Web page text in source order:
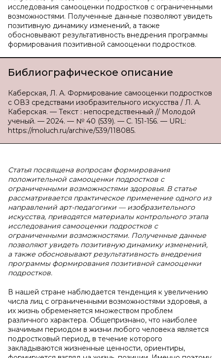
исследования самооценки подростков с ограниченными
возможностями. Полученные данные позволяют увидеть
позитивную динамику изменений, а также
обосновывают результативность внедрения программы
формирования позитивной самооценки подростков.
Библиографическое описание
Каберская, Л. А. Формирование самооценки подростков
с ОВЗ средствами изобразительного искусства / Л. А.
Каберская. — Текст : непосредственный // Молодой
ученый. — 2024. — № 40 (539). — С. 151-156. — URL:
https://moluch.ru/archive/539/118085.
Статья посвящена вопросам формирования
положительной самооценки подростков с
ограниченными возможностями здоровья. В статье
рассматривается практическое применение одного из
направлений арт-педагогики — изобразительного
искусства, приводятся материалы контрольного этапа
исследования самооценки подростков с
ограниченными возможностями. Полученные данные
позволяют увидеть позитивную динамику изменений,
а также обосновывают результативность внедрения
программы формирования позитивной самооценки
подростков.
В нашей стране наблюдается тенденция к увеличению
числа лиц с ограниченными возможностями здоровья, а
их жизнь обременяется множеством проблем
различного характера. Общепризнано, что наиболее
значимым периодом в жизни любого человека является
подростковый период, в течение которого
закладываются жизненные ценности, ориентиры,